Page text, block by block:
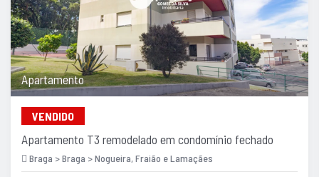
Apartamento
VENDIDO
Apartamento T3 remodelado em condomínio fechado
Braga > Braga > Nogueira, Fraião e Lamaçães